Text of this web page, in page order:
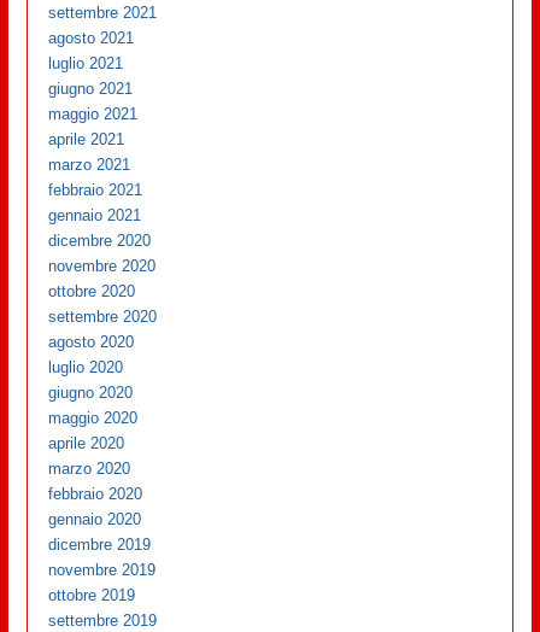
settembre 2021
agosto 2021
luglio 2021
giugno 2021
maggio 2021
aprile 2021
marzo 2021
febbraio 2021
gennaio 2021
dicembre 2020
novembre 2020
ottobre 2020
settembre 2020
agosto 2020
luglio 2020
giugno 2020
maggio 2020
aprile 2020
marzo 2020
febbraio 2020
gennaio 2020
dicembre 2019
novembre 2019
ottobre 2019
settembre 2019